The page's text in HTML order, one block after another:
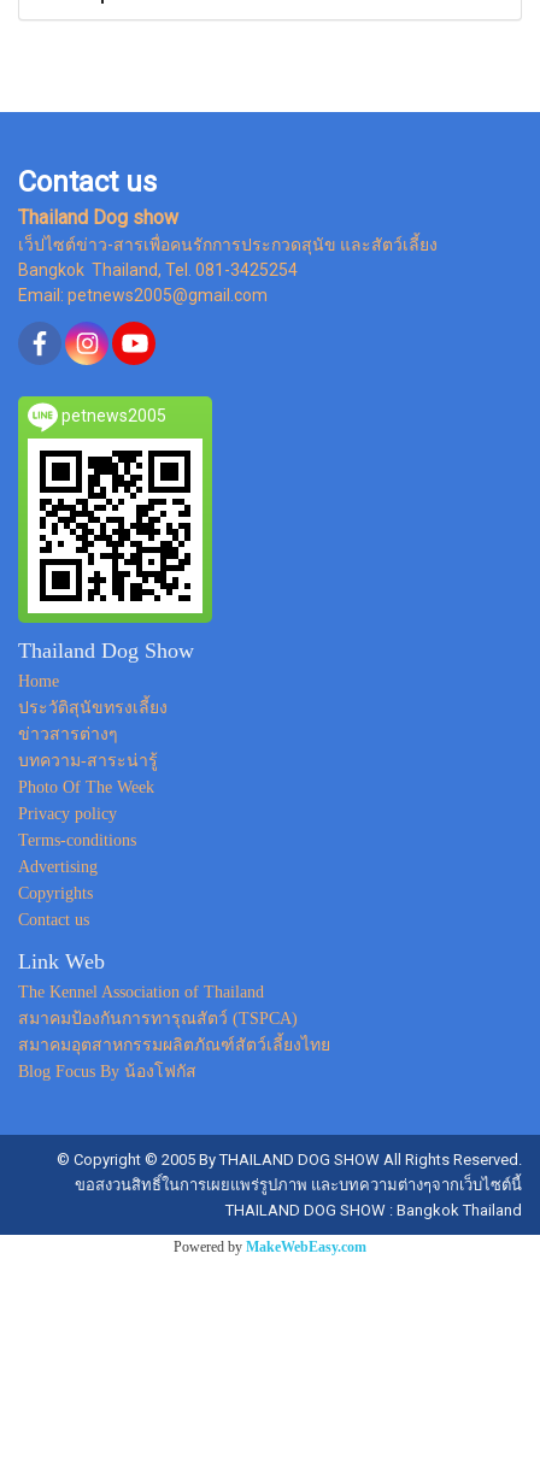
Contact us
Thailand Dog show
เว็ปไซต์ข่าว-สารเพื่อคนรักการประกวดสุนัข และสัตว์เลี้ยง
Bangkok Thailand, Tel. 081-3425254
Email: petnews2005@gmail.com
petnews2005
Thailand Dog Show
Home
ประวัติสุนัขทรงเลี้ยง
ข่าวสารต่างๆ
บทความ-สาระน่ารู้
Photo Of The Week
Privacy policy
Terms-conditions
Advertising
Copyrights
Contact us
Link Web
The Kennel Association of Thailand
สมาคมป้องกันการทารุณสัตว์ (TSPCA)
สมาคมอุตสาหกรรมผลิตภัณฑ์สัตว์เลี้ยงไทย
Blog Focus By น้องโฟกัส
© Copyright © 2005 By THAILAND DOG SHOW All Rights Reserved.
ขอสงวนสิทธิ์ในการเผยแพร่รูปภาพ และบทความต่างๆจากเว็บไซต์นี้
THAILAND DOG SHOW : Bangkok Thailand
Powered by MakeWebEasy.com